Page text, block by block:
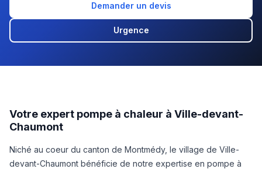
Demander un devis
Urgence
Votre expert pompe à chaleur à Ville-devant-
Chaumont
Niché au coeur du canton de Montmédy, le village de Ville-
devant-Chaumont bénéficie de notre expertise en pompe à